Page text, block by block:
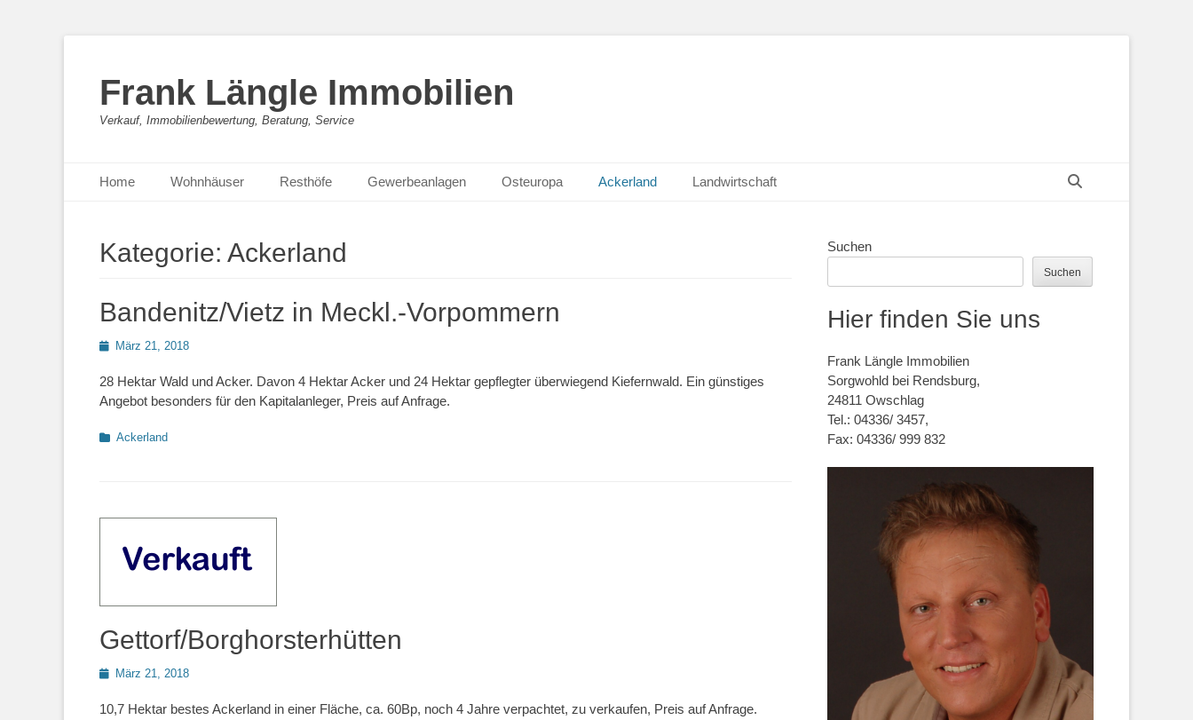
Frank Längle Immobilien
Verkauf, Immobilienbewertung, Beratung, Service
Primäres Menü
Inhalt
Home Wohnhäuser Resthöfe Gewerbeanlagen Osteuropa Ackerland Landwirtschaft
Kategorie: Ackerland
Bandenitz/Vietz in Meckl.-Vorpommern
PostedMärz 21, 2018
28 Hektar Wald und Acker. Davon 4 Hektar Acker und 24 Hektar gepflegter überwiegend Kiefernwald. Ein günstiges
Angebot besonders für den Kapitalanleger, Preis auf Anfrage.
Kategorien
Ackerland
Gettorf/Borghorsterhütten
PostedMärz 21, 2018
10,7 Hektar bestes Ackerland in einer Fläche, ca. 60Bp, noch 4 Jahre verpachtet, zu verkaufen, Preis auf Anfrage.
Suchen
Suchen
Hier finden Sie uns
Frank Längle Immobilien
Sorgwohld bei Rendsburg,
24811 Owschlag
Tel.: 04336/ 3457,
Fax: 04336/ 999 832